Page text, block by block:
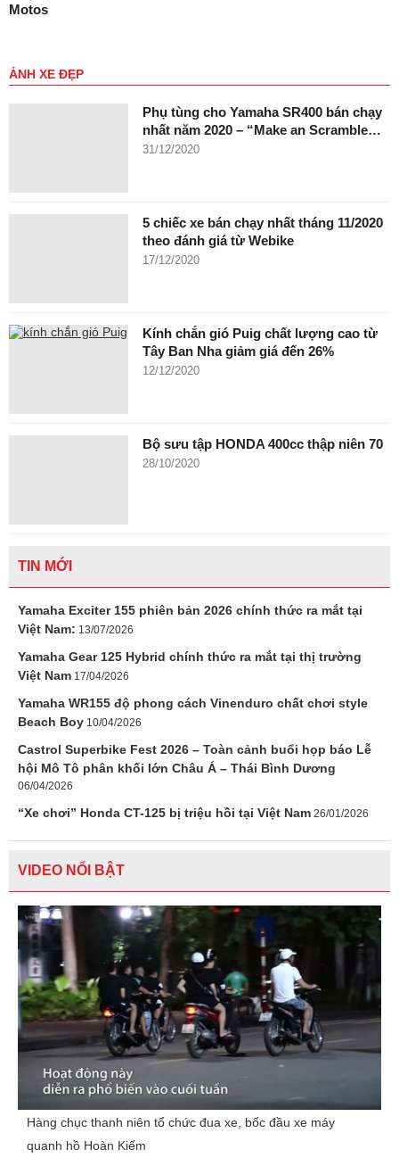
Motos
ẢNH XE ĐẸP
Phụ tùng cho Yamaha SR400 bán chạy
nhất năm 2020 – “Make an Scramble…
31/12/2020
5 chiếc xe bán chạy nhất tháng 11/2020
theo đánh giá từ Webike
17/12/2020
Kính chắn gió Puig chất lượng cao từ
Tây Ban Nha giảm giá đến 26%
12/12/2020
Bộ sưu tập HONDA 400cc thập niên 70
28/10/2020
TIN MỚI
Yamaha Exciter 155 phiên bản 2026 chính thức ra mắt tại
Việt Nam: 13/07/2026
Yamaha Gear 125 Hybrid chính thức ra mắt tại thị trường
Việt Nam 17/04/2026
Yamaha WR155 độ phong cách Vinenduro chất chơi style
Beach Boy 10/04/2026
Castrol Superbike Fest 2026 – Toàn cảnh buổi họp báo Lễ
hội Mô Tô phân khối lớn Châu Á – Thái Bình Dương
06/04/2026
“Xe chơi” Honda CT-125 bị triệu hồi tại Việt Nam 26/01/2026
VIDEO NỔI BẬT
Hàng chục thanh niên tổ chức đua xe, bốc đầu xe máy
quanh hồ Hoàn Kiếm